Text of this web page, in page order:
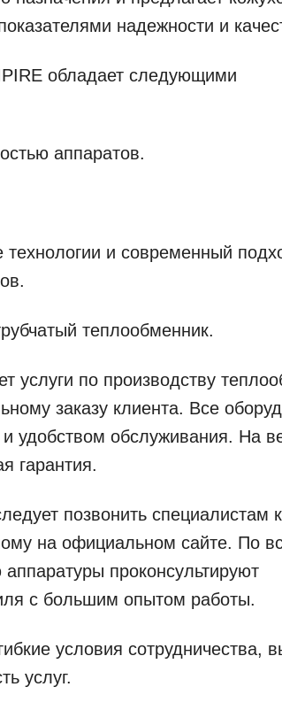
надежности и
обладает следующими
аппаратов.
и современный
теплообменник.
услуги по производству
заказу клиента. Все
удобством обслуживания. На
гарантия.
позвонить специалистам
на официальном сайте. По
проконсультируют
с большим опытом работы.
условия сотрудничества,
услуг.